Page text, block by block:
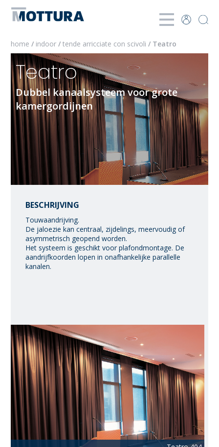
home / indoor/tende arricciate con scivoli/ Teatro
Teatro
Dubbel kanaalsysteem voor grote
kamergordijnen
BESCHRIJVING
Touwaandrijving.
De jaloezie kan centraal, zijdelings, meervoudig of
asymmetrisch geopend worden.
Het systeem is geschikt voor plafondmontage. De
aandrijfkoorden lopen in onafhankelijke parallelle
kanalen.